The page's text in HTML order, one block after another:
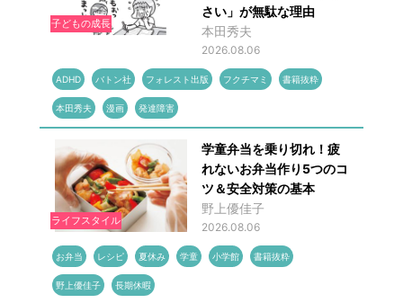
子どもの成長
さい」が無駄な理由
本田秀夫
2026.08.06
ADHD バトン社 フォレスト出版 フクチマミ 書籍抜粋
本田秀夫 漫画 発達障害
ライフスタイル
学童弁当を乗り切れ！疲
れないお弁当作り5つのコ
ツ＆安全対策の基本
野上優佳子
2026.08.06
お弁当 レシピ 夏休み 学童 小学館 書籍抜粋
野上優佳子 長期休暇